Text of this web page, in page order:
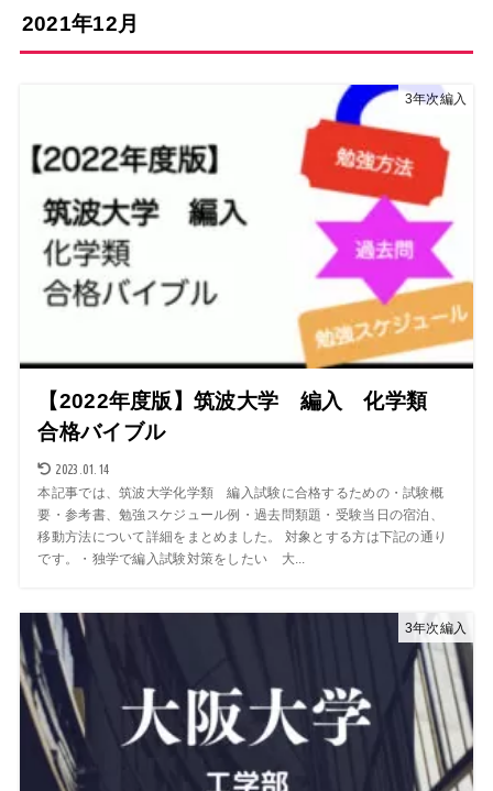
2021年12月
3年次編入
【2022年度版】筑波大学 編入 化学類
合格バイブル
2023.01.14
本記事では、筑波大学化学類 編入試験に合格するための・試験概
要・参考書、勉強スケジュール例・過去問類題・受験当日の宿泊、
移動方法について詳細をまとめました。 対象とする方は下記の通り
です。・独学で編入試験対策をしたい 大...
3年次編入